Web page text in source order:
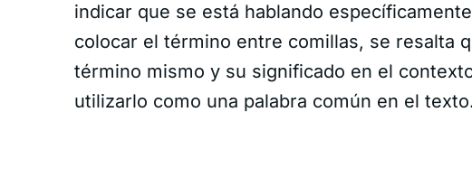
indicar que se está hablando
colocar el término entre comillas, se resalta
término mismo y su significado en el
utilizarlo como una palabra común en el